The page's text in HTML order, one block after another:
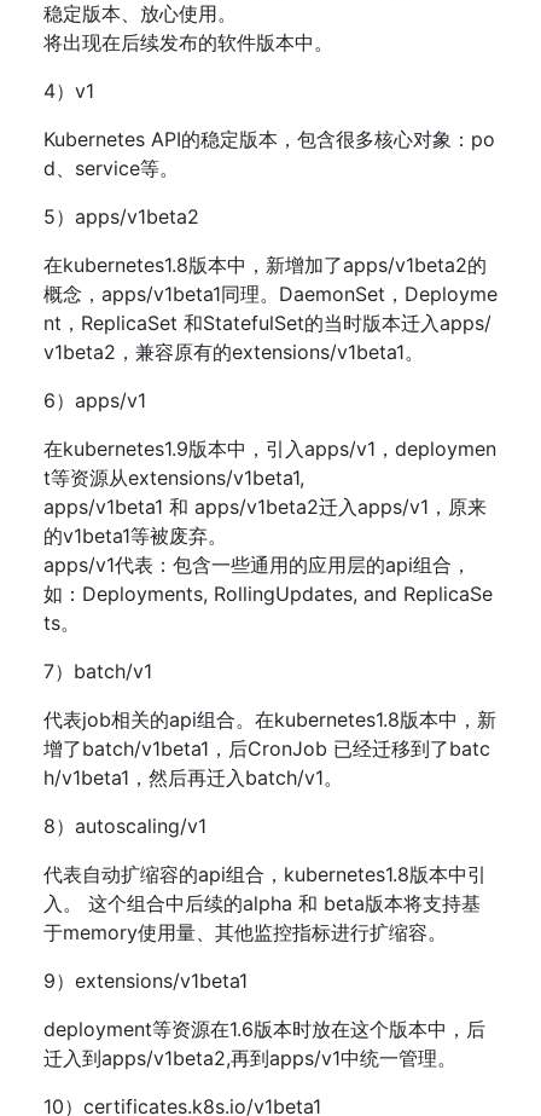
稳定版本、放心使用。
将出现在后续发布的软件版本中。
4）v1
Kubernetes API的稳定版本，包含很多核心对象：po
d、service等。
5）apps/v1beta2
在kubernetes1.8版本中，新增加了apps/v1beta2的
概念，apps/v1beta1同理。DaemonSet，Deployme
nt，ReplicaSet 和StatefulSet的当时版本迁入apps/
v1beta2，兼容原有的extensions/v1beta1。
6）apps/v1
在kubernetes1.9版本中，引入apps/v1，deploymen
t等资源从extensions/v1beta1,
apps/v1beta1 和 apps/v1beta2迁入apps/v1，原来
的v1beta1等被废弃。
apps/v1代表：包含一些通用的应用层的api组合，
如：Deployments, RollingUpdates, and ReplicaSe
ts。
7）batch/v1
代表job相关的api组合。在kubernetes1.8版本中，新
增了batch/v1beta1，后CronJob 已经迁移到了batc
h/v1beta1，然后再迁入batch/v1。​​
8）autoscaling/v1
代表自动扩缩容的api组合，kubernetes1.8版本中引
入。 这个组合中后续的alpha 和 beta版本将支持基
于memory使用量、其他监控指标进行扩缩容。
9）extensions/v1beta1
deployment等资源在1.6版本时放在这个版本中，后
迁入到apps/v1beta2,再到apps/v1中统一管理。
10）certificates.k8s.io/v1beta1